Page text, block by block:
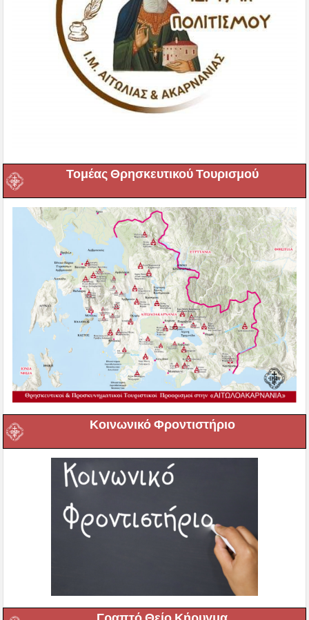
Τομέας Θρησκευτικού Τουρισμού
Κοινωνικό Φροντιστήριο